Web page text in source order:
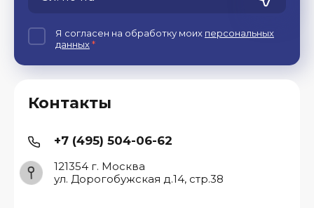
Контакты
+7 (495) 504-06-62
121354 г. Москва
ул. Дорогобужская д.14, стр.38
Я согласен на обработку моих персональных
данных*